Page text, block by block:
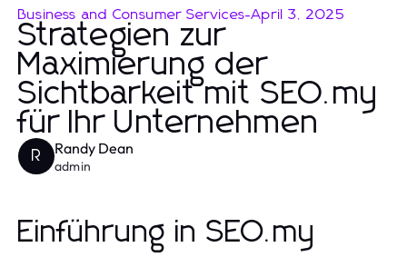
Business and Consumer Services-April 3, 2025
Strategien zur
Maximierung der
Sichtbarkeit mit SEO.my
für Ihr Unternehmen
R Randy Dean
admin
Einführung in SEO.my